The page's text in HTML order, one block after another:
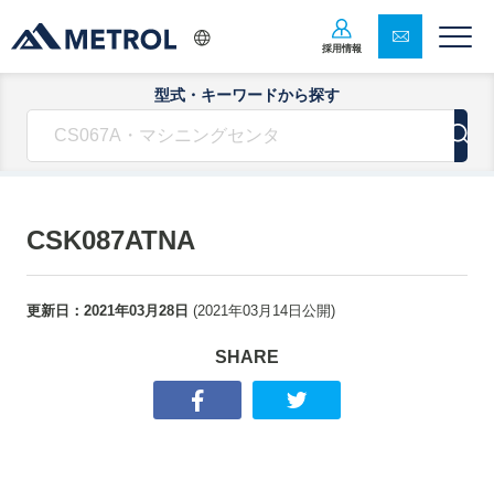
採用情報
型式・キーワードから探す
CSK087ATNA
更新日： 2021年03月28日 (2021年03月14日 公開)
SHARE